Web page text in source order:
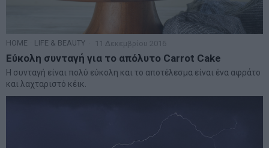
HOME LIFE & BEAUTY 11 Δεκεμβρίου 2016
Εύκολη συνταγή για το απόλυτο Carrot Cake
Η συνταγή είναι πολύ εύκολη και το αποτέλεσμα είναι ένα αφράτο
και λαχταριστό κέικ.